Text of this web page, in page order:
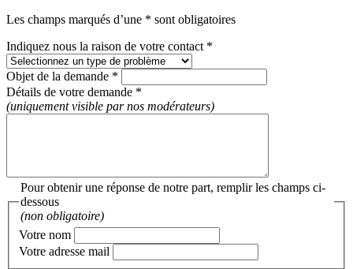
Les champs marqués d’une * sont obligatoires
Indiquez nous la raison de votre contact *
Objet de la demande *
Détails de votre demande *
(uniquement visible par nos modérateurs)
Pour obtenir une réponse de notre part, remplir les champs ci-
dessous
(non obligatoire)
Votre nom
Votre adresse mail